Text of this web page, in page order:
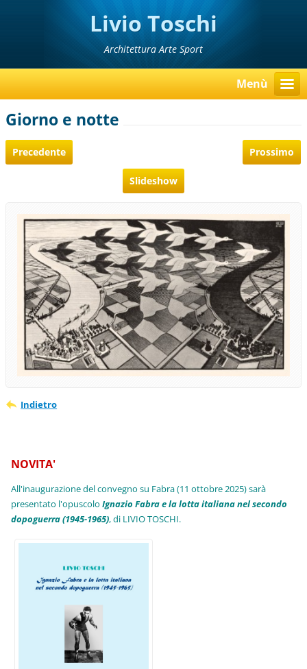
Livio Toschi
Architettura Arte Sport
Menù
Giorno e notte
Precedente Prossimo
Slideshow
Indietro
NOVITA'
All'inaugurazione del convegno su Fabra (11 ottobre 2025) sarà
presentato l'opuscoloIgnazio Fabra e la lotta italiana nel secondo
dopoguerra (1945-1965), di LIVIO TOSCHI.